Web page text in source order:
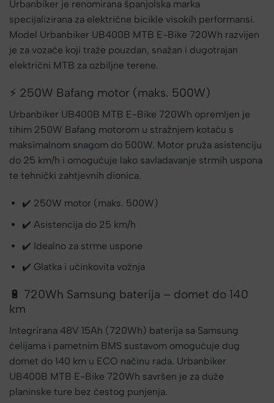
Urbanbiker je renomirana španjolska marka
specijalizirana za električne bicikle visokih performansi.
Model Urbanbiker UB400B MTB E-Bike 720Wh razvijen
je za vozače koji traže pouzdan, snažan i dugotrajan
električni MTB za ozbiljne terene.
⚡ 250W Bafang motor (maks. 500W)
Urbanbiker UB400B MTB E-Bike 720Wh opremljen je
tihim 250W Bafang motorom u stražnjem kotaču s
maksimalnom snagom do 500W. Motor pruža asistenciju
do 25 km/h i omogućuje lako savladavanje strmih uspona
te tehnički zahtjevnih dionica.
✔️ 250W motor (maks. 500W)
✔️ Asistencija do 25 km/h
✔️ Idealno za strme uspone
✔️ Glatka i učinkovita vožnja
🔋 720Wh Samsung baterija – domet do 140
km
Integrirana 48V 15Ah (720Wh) baterija sa Samsung
ćelijama i pametnim BMS sustavom omogućuje dug
domet do 140 km u ECO načinu rada. Urbanbiker
UB400B MTB E-Bike 720Wh savršen je za duže
planinske ture bez čestog punjenja.